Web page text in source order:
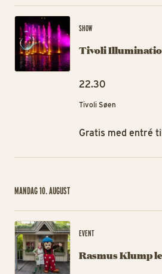
SHOW
Tivoli
22.30
Tivoli Søen
Gratis med entré
MANDAG 10. AUGUST
EVENT
Rasmus Klump